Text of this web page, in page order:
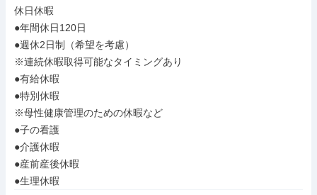
休日休暇
●年間休日120日
●週休2日制（希望を考慮）
※連続休暇取得可能なタイミングあり
●有給休暇
●特別休暇
※母性健康管理のための休暇など
●子の看護
●介護休暇
●産前産後休暇
●生理休暇